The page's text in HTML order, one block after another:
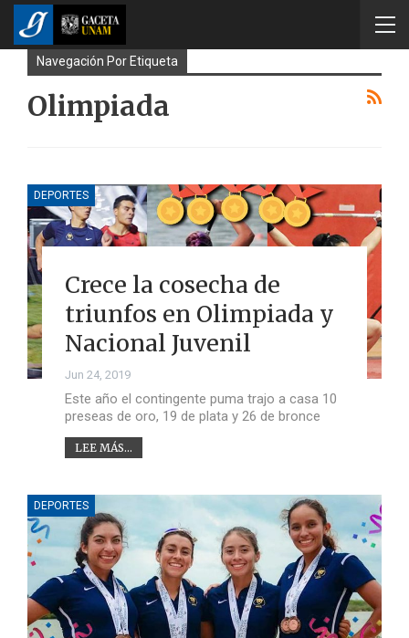
Navegación Por Etiqueta
Olimpiada
DEPORTES
Crece la cosecha de
triunfos en Olimpiada y
Nacional Juvenil
Jun 24, 2019
Este año el contingente puma trajo a casa 10
preseas de oro, 19 de plata y 26 de bronce
LEE MÁS...
DEPORTES